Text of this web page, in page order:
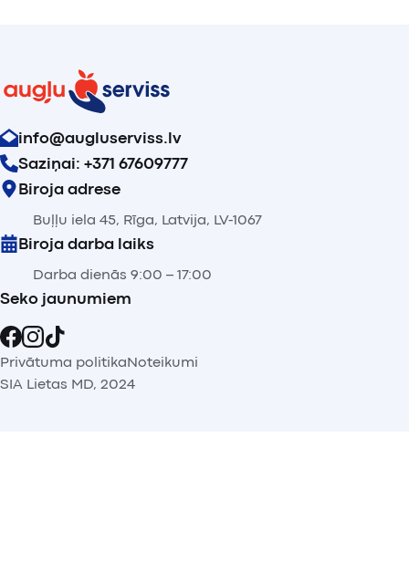
info@augluserviss.lv
Saziņai: +371 67609777
Biroja adrese
Buļļu iela 45, Rīga, Latvija, LV-1067
Biroja darba laiks
Darba dienās 9:00 – 17:00
Seko jaunumiem
Privātuma politikaNoteikumi
SIA Lietas MD, 2024